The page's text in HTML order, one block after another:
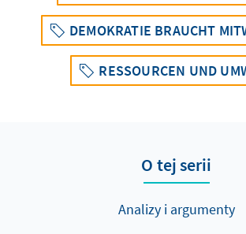
DEMOKRATIE BRAUCHT
RESSOURCEN UND
O tej serii
Analizy i argumenty